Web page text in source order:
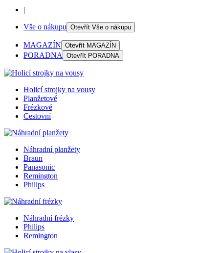
|
Vše o nákupu Otevřít Vše o nákupu
MAGAZÍN Otevřít MAGAZÍN
PORADNA Otevřít PORADNA
Holicí strojky na vousy
Planžetové
Frézkové
Cestovní
Náhradní planžety
Braun
Panasonic
Remington
Philips
Náhradní frézky
Philips
Remington